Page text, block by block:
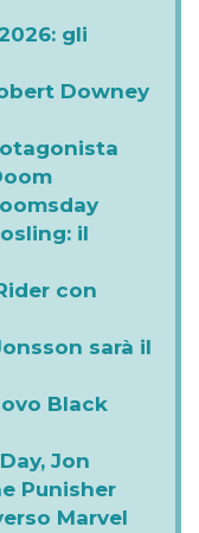
gli
Downey
il
con
sarà il
Black
Jon
Punisher
Marvel